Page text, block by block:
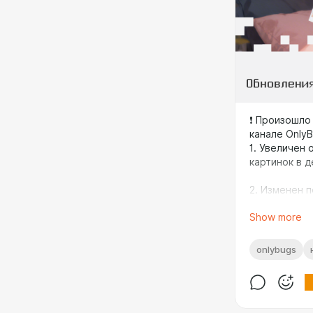
❗️
канале
1. Увеличен
картинок в
2. Изменен
порядку
📊
–
– Ожидают
Show more
onlybugs